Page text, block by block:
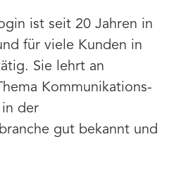
ist seit 20 Jahren in
für viele Kunden in
Sie lehrt an
Kommunikations-
der
gut bekannt und